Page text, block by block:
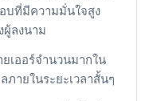
บที่มีความมั่นใจสูง
ผู้ลงนาม
เออร์จำนวนมากใน
ภายในระยะเวลาสั้นๆ